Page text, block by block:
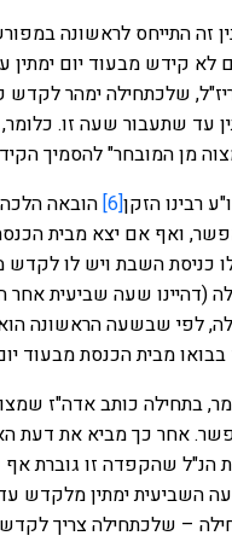
זה התייחס לראשונה
לא קידש מבעוד יום
שלכתחילה ימהר
עד שתעבור שעה זו.
מן המובחר" להסמיך
רבינו הזקן[6]
הובאה
ואף אם יצא מבית
כניסת השבת ויש לו
(דהיינו שעה שביעית
לפי שבשעה הראשונה
בבואו מבית הכנסת מבעוד
בתחילה כותב אדה"ז
אחר כך מביא את דעת
הנ"ל שהקפדה זו גוברת אף
השביעית ימתין מלקדש
– שלכתחילה צריך